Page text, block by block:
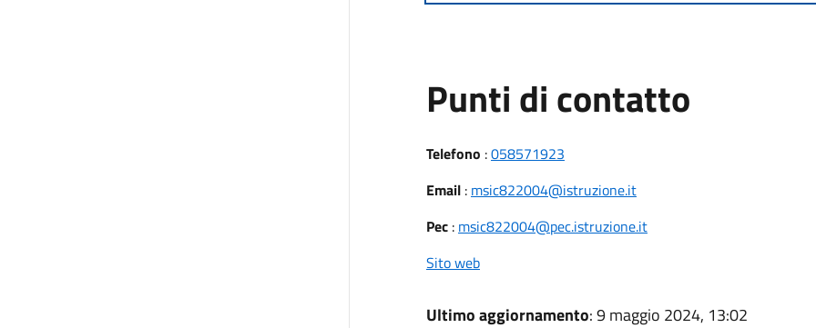
Punti di contatto
Telefono :058571923
Email: msic822004@istruzione.it
Pec: msic822004@pec.istruzione.it
Sito web
Ultimo aggiornamento: 9 maggio 2024, 13:02